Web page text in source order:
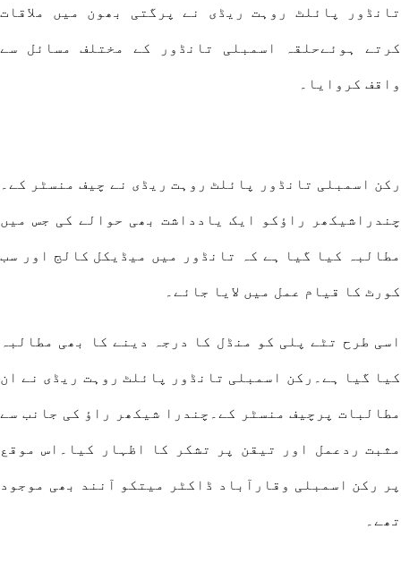
تانڈور پائلٹ روہت ریڈی نے پرگتی بھون میں ملاقات
کرتے ہوئےحلقہ اسمبلی تانڈور کے مختلف مسائل سے
واقف کروایا۔
رکن اسمبلی تانڈور پائلٹ روہت ریڈی نے چیف منسٹر کے۔
چندراشیکھر راؤکو ایک یادداشت بھی حوالے کی جس میں
مطالبہ کیا گیا ہے کہ تانڈور میں میڈیکل کالج اور سب
کورٹ کا قیام عمل میں لایا جائے۔
اسی طرح تٹے پلی کو منڈل کا درجہ دینے کا بھی مطالبہ
کیا گیا ہے۔رکن اسمبلی تانڈور پائلٹ روہت ریڈی نے ان
مطالبات پرچیف منسٹر کے۔چندرا شیکھر راؤ کی جانب سے
مثبت ردعمل اور تیقن پر تشکر کا اظہار کیا۔اس موقع
پر رکن اسمبلی وقارآباد ڈاکٹر میتکو آنند بھی موجود
تھے۔